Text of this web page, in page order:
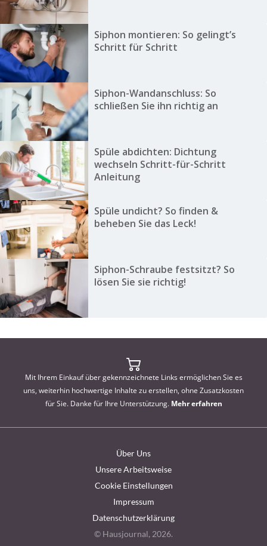
Siphon montieren: So gelingt’s
Schritt für Schritt
Siphon-Wandanschluss: So
schließen Sie ihn richtig an
Spüle abdichten: Dichtung
wechseln Schritt-für-Schritt
Anleitung
Spüle undicht? So finden &
beheben Sie das Leck!
Siphon-Schraube festsitzt? So
lösen Sie sie richtig!
Mit Ihrem Einkauf über gekennzeichnete Links ermöglichen Sie es
uns, weiterhin hochwertige Inhalte zu erstellen, ohne Zusatzkosten
für Sie. Danke für Ihre Unterstützung. Mehr erfahren
Über Uns
Unsere Arbeitsweise
Cookie Einstellungen
Impressum
Datenschutzerklärung
© Hausjournal, 2026.